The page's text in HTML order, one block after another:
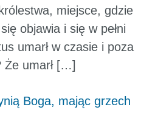
miejsce, gdzie
objawia i się w pełni
umarł w czasie i poza
Że umarł […]
Boga, mając grzech